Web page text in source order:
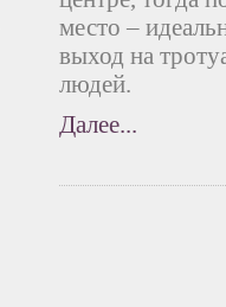
место –
выход на
людей.
Далее...